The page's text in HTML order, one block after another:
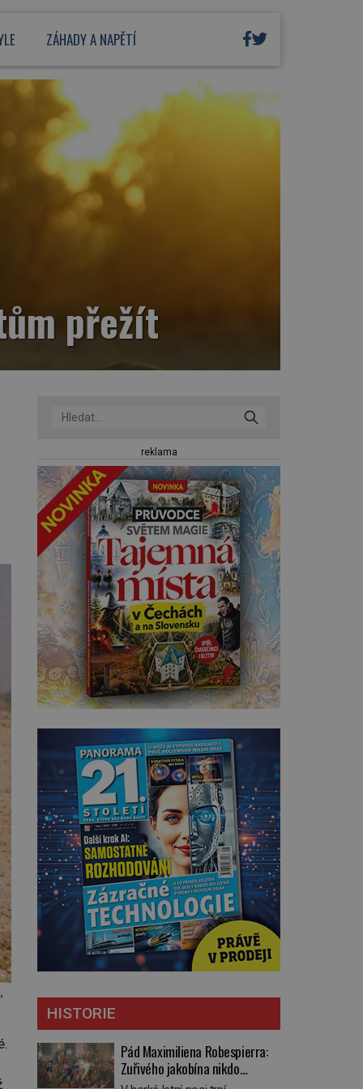
ZÁHADY A NAPĚTÍ
přežít
reklama
HISTORIE
Pád Maximiliena Robespierra:
Zuřivého jakobína nikdo